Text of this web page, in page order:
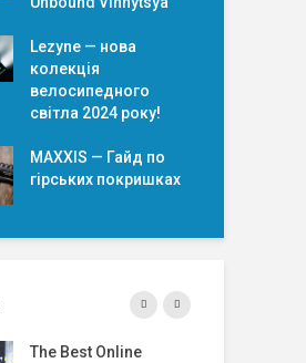
Lezyne — нова
колекція
велосипедного
світла 2024 року!
MAXXIS — Гайд по
гірських покришкаx
The Best Online